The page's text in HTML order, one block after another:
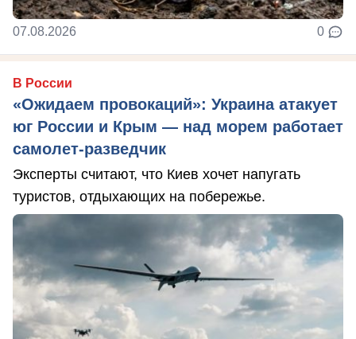
07.08.2026 0
В России
«Ожидаем провокаций»: Украина атакует
юг России и Крым — над морем работает
самолет-разведчик
Эксперты считают, что Киев хочет напугать
туристов, отдыхающих на побережье.